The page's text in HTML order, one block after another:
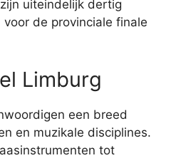
uiteindelijk dertig
de provinciale finale
Limburg
een breed
en muzikale disciplines.
tot